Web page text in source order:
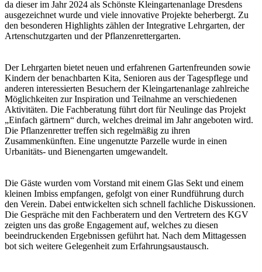
da dieser im Jahr 2024 als Schönste Kleingartenanlage Dresdens
ausgezeichnet wurde und viele innovative Projekte beherbergt. Zu
den besonderen Highlights zählen der Integrative Lehrgarten, der
Artenschutzgarten und der Pflanzenrettergarten.
Der Lehrgarten bietet neuen und erfahrenen Gartenfreunden sowie
Kindern der benachbarten Kita, Senioren aus der Tagespflege und
anderen interessierten Besuchern der Kleingartenanlage zahlreiche
Möglichkeiten zur Inspiration und Teilnahme an verschiedenen
Aktivitäten. Die Fachberatung führt dort für Neulinge das Projekt
„Einfach gärtnern“ durch, welches dreimal im Jahr angeboten wird.
Die Pflanzenretter treffen sich regelmäßig zu ihren
Zusammenkünften. Eine ungenutzte Parzelle wurde in einen
Urbanitäts- und Bienengarten umgewandelt.
Die Gäste wurden vom Vorstand mit einem Glas Sekt und einem
kleinen Imbiss empfangen, gefolgt von einer Rundführung durch
den Verein. Dabei entwickelten sich schnell fachliche Diskussionen.
Die Gespräche mit den Fachberatern und den Vertretern des KGV
zeigten uns das große Engagement auf, welches zu diesen
beeindruckenden Ergebnissen geführt hat. Nach dem Mittagessen
bot sich weitere Gelegenheit zum Erfahrungsaustausch.